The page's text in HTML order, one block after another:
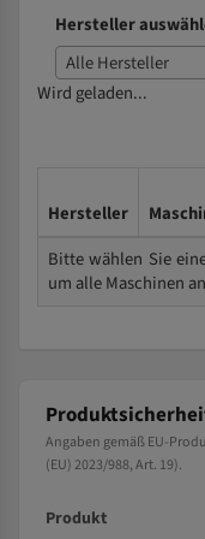
Hersteller
Alle Hersteller
Wird geladen...
Hersteller
Bitte wählen Sie
um alle Maschinen
Angaben gemäß EU-
(EU) 2023/988, Art. 19).
Produkt